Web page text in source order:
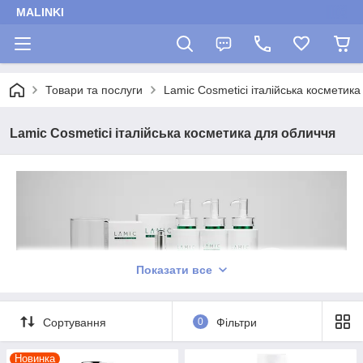
MALINKI
Товари та послуги Lamic Cosmetici італійська
Lamic Cosmetici італійська косметика для обличчя
Показати все
Сортування 0 Фільтри
Новинка